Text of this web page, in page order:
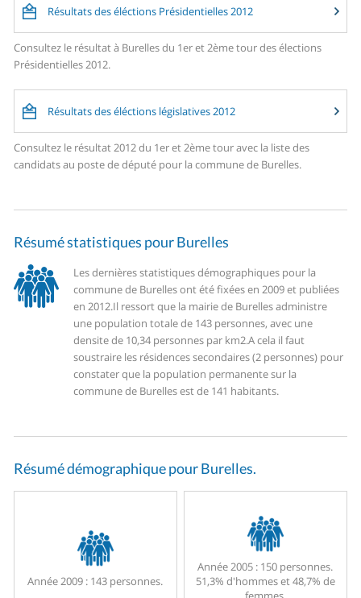
Résultats des éléctions Présidentielles 2012
Consultez le résultat à Burelles du 1er et 2ème tour des élections
Présidentielles 2012.
Résultats des éléctions législatives 2012
Consultez le résultat 2012 du 1er et 2ème tour avec la liste des
candidats au poste de député pour la commune de Burelles.
Résumé statistiques pour Burelles
Les dernières statistiques démographiques pour la
commune de Burelles ont été fixées en 2009 et publiées
en 2012.Il ressort que la mairie de Burelles administre
une population totale de 143 personnes, avec une
densite de 10,34 personnes par km2.A cela il faut
soustraire les résidences secondaires (2 personnes) pour
constater que la population permanente sur la
commune de Burelles est de 141 habitants.
Résumé démographique pour Burelles.
Année 2009 : 143 personnes.
Année 2005 : 150 personnes.
51,3% d'hommes et 48,7% de